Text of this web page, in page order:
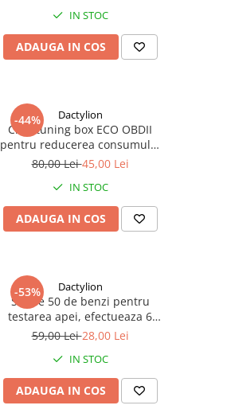
IN STOC
ADAUGA IN COS
-44% Dactylion
Chip tuning box ECO OBDII
pentru reducerea consumului
de motorina cu maxim 15% -
80,00 Lei45,00 Lei
IN STOC
ADAUGA IN COS
-53% Dactylion
Set de 50 de benzi pentru
testarea apei, efectueaza 6
teste simultan, duritate, acid
liber, clor total
59,00 Lei28,00 Lei
IN STOC
ADAUGA IN COS